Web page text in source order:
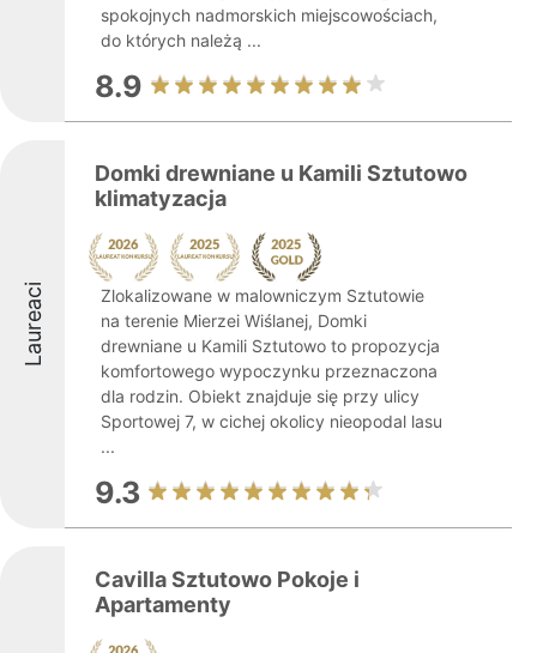
spokojnych nadmorskich miejscowościach,
do których należą ...
8.9
Laureaci
Domki drewniane u Kamili Sztutowo
klimatyzacja
Zlokalizowane w malowniczym Sztutowie
na terenie Mierzei Wiślanej, Domki
drewniane u Kamili Sztutowo to propozycja
komfortowego wypoczynku przeznaczona
dla rodzin. Obiekt znajduje się przy ulicy
Sportowej 7, w cichej okolicy nieopodal lasu
...
9.3
Cavilla Sztutowo Pokoje i
Apartamenty